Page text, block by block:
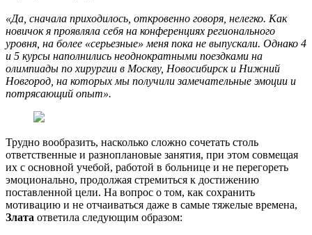
«Да, сначала приходилось, откровенно говоря, нелегко. Как
новичок я проявляла себя на конференциях регионального
уровня, на более «серьезные» меня пока не выпускали. Однако 4
и 5 курсы наполнились неоднократными поездками на
олимпиады по хирургии в Москву, Новосибирск и Нижний
Новгород, на которых мы получили замечательные эмоции и
потрясающий опыт».
Трудно вообразить, насколько сложно сочетать столь
ответственные и разноплановые занятия, при этом совмещая
их с основной учебой, работой в больнице и не перегореть
эмоционально, продолжая стремиться к достижению
поставленной цели. На вопрос о том, как сохранить
мотивацию и не отчаиваться даже в самые тяжелые времена,
Злата ответила следующим образом: